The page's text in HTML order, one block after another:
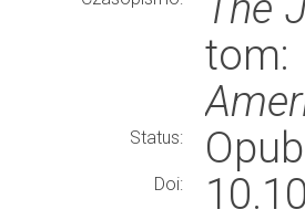
Status:
Doi: